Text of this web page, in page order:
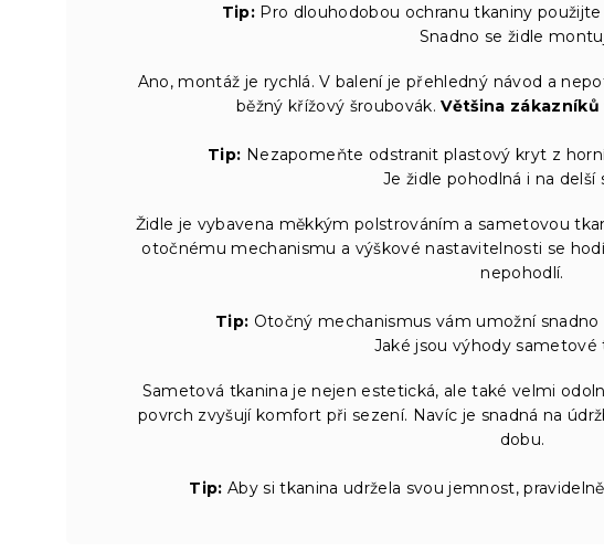
Tip: Pro dlouhodobou ochranu tkaniny
Snadno se židle
Ano, montáž je rychlá. V balení je přehledný návod a
běžný křížový šroubovák.Většina
Tip: Nezapomeňte odstranit plastový kryt z
Je židle pohodlná i na delší
Židle je vybavena měkkým polstrováním a sametovou
otočnému mechanismu a výškové nastavitelnosti se
nepohodlí.
Tip: Otočný mechanismus vám umožní
Jaké jsou výhody sametové
Sametová tkanina je nejen estetická, ale také velmi
povrch zvyšují komfort při sezení. Navíc je snadná na
dobu.
Tip: Aby si tkanina udržela svou jemnost,